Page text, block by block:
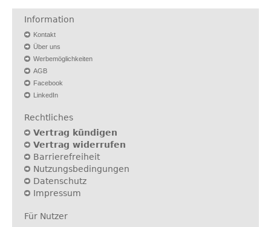
Information
Kontakt
Über uns
Werbemöglichkeiten
AGB
Facebook
LinkedIn
Rechtliches
Vertrag kündigen
Vertrag widerrufen
Barrierefreiheit
Nutzungsbedingungen
Datenschutz
Impressum
Für Nutzer